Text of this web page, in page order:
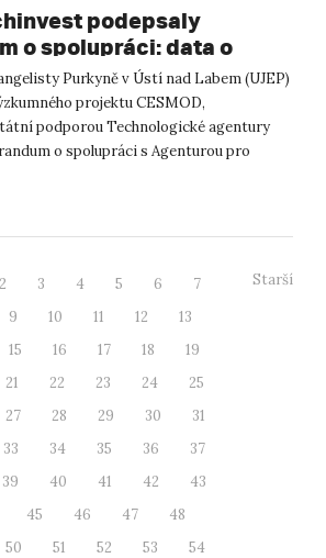
podepsaly
o spolupráci: data o
prostředí posílí
Purkyně v Ústí nad Labem (UJEP)
projektu CESMOD,
podporou Technologické agentury
o spolupráci s Agenturou pro
2 3 4 5 6
7
9 10 11 12
13
15 16 17 18
19
21 22 23 24
25
27 28 29 30
31
33 34 35 36
37
39 40 41 42
43
45 46 47
48
50 51 52 53
54
Starší